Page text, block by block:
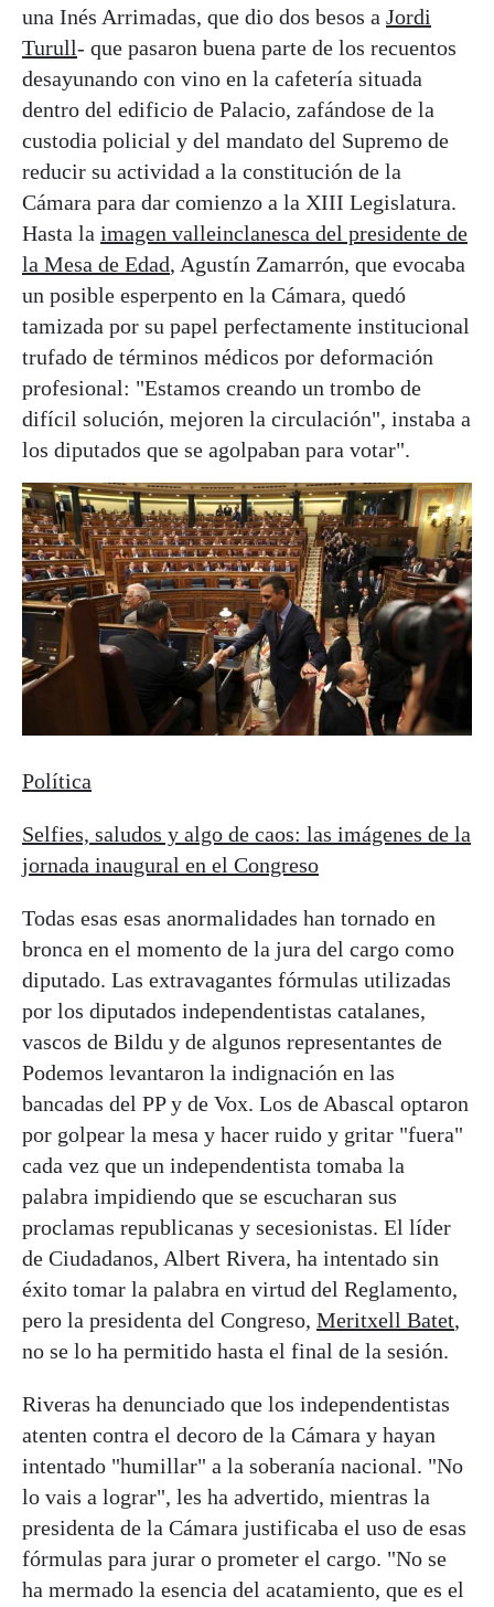
una Inés Arrimadas, que dio dos besos a Jordi
Turull- que pasaron buena parte de los recuentos
desayunando con vino en la cafetería situada
dentro del edificio de Palacio, zafándose de la
custodia policial y del mandato del Supremo de
reducir su actividad a la constitución de la
Cámara para dar comienzo a la XIII Legislatura.
Hasta la imagen valleinclanesca del presidente de
la Mesa de Edad, Agustín Zamarrón, que evocaba
un posible esperpento en la Cámara, quedó
tamizada por su papel perfectamente institucional
trufado de términos médicos por deformación
profesional: "Estamos creando un trombo de
difícil solución, mejoren la circulación", instaba a
los diputados que se agolpaban para votar".
Política
Selfies, saludos y algo de caos: las imágenes de la
jornada inaugural en el Congreso
Todas esas esas anormalidades han tornado en
bronca en el momento de la jura del cargo como
diputado. Las extravagantes fórmulas utilizadas
por los diputados independentistas catalanes,
vascos de Bildu y de algunos representantes de
Podemos levantaron la indignación en las
bancadas del PP y de Vox. Los de Abascal optaron
por golpear la mesa y hacer ruido y gritar "fuera"
cada vez que un independentista tomaba la
palabra impidiendo que se escucharan sus
proclamas republicanas y secesionistas. El líder
de Ciudadanos, Albert Rivera, ha intentado sin
éxito tomar la palabra en virtud del Reglamento,
pero la presidenta del Congreso, Meritxell Batet,
no se lo ha permitido hasta el final de la sesión.
Riveras ha denunciado que los independentistas
atenten contra el decoro de la Cámara y hayan
intentado "humillar" a la soberanía nacional. "No
lo vais a lograr", les ha advertido, mientras la
presidenta de la Cámara justificaba el uso de esas
fórmulas para jurar o prometer el cargo. "No se
ha mermado la esencia del acatamiento, que es el